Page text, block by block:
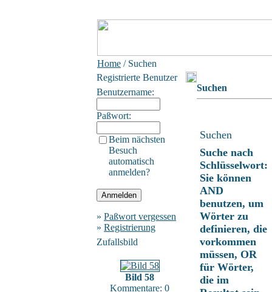
Home / Suchen
Registrierte Benutzer
Benutzername:
Paßwort:
Beim nächsten
Besuch
automatisch
anmelden?
» Paßwort vergessen
» Registrierung
Zufallsbild
Bild 58
Kommentare: 0
Suchen
Suchen
Suche nach
Schlüsselwort:
Sie können
AND
benutzen, um
Wörter zu
definieren, die
vorkommen
müssen, OR
für Wörter,
die im